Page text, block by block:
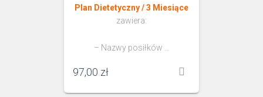
Plan Dietetyczny / 3 Miesiące
zawiera:
– Nazwy posiłków …
97,00 zł